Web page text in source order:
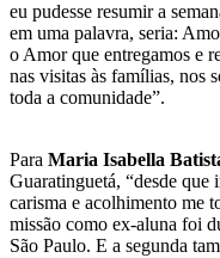
eu pudesse resumir a
em uma palavra, seria:
o Amor que entregamos e
nas visitas às famílias, nos
toda a comunidade”.
Para Maria Isabella
Guaratinguetá, “desde que
carisma e acolhimento me
missão como ex-aluna foi
São Paulo. E a segunda